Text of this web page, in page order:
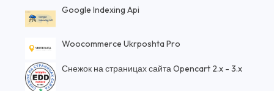
Google Indexing Api
Woocommerce Ukrposhta Pro
Снежок на страницах сайта Opencart 2.x - 3.x